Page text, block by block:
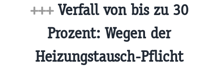
+++Verfall von bis zu 30
Prozent: Wegen der
Heizungstausch-Pflicht